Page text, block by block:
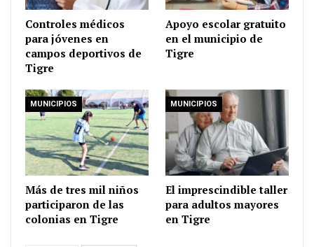
Controles médicos
para jóvenes en
campos deportivos de
Tigre
Apoyo escolar gratuito
en el municipio de
Tigre
MUNICIPIOS
Más de tres mil niños
participaron de las
colonias en Tigre
MUNICIPIOS
El imprescindible taller
para adultos mayores
en Tigre